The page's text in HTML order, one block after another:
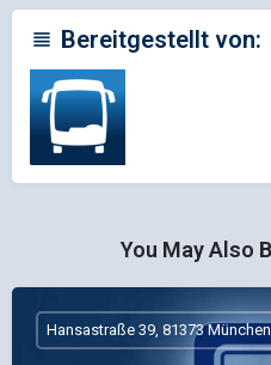
Bereitgestellt von:
You May Also
Hansastraße 39, 81373